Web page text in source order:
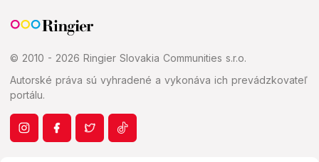
© 2010 - 2026 Ringier Slovakia Communities s.r.o.
Autorské práva sú vyhradené a vykonáva ich prevádzkovateľ
portálu.